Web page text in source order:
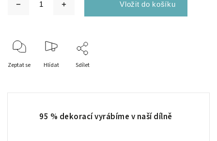
Zeptat se Hlídat Sdílet
95 % dekorací vyrábíme v naší dílně